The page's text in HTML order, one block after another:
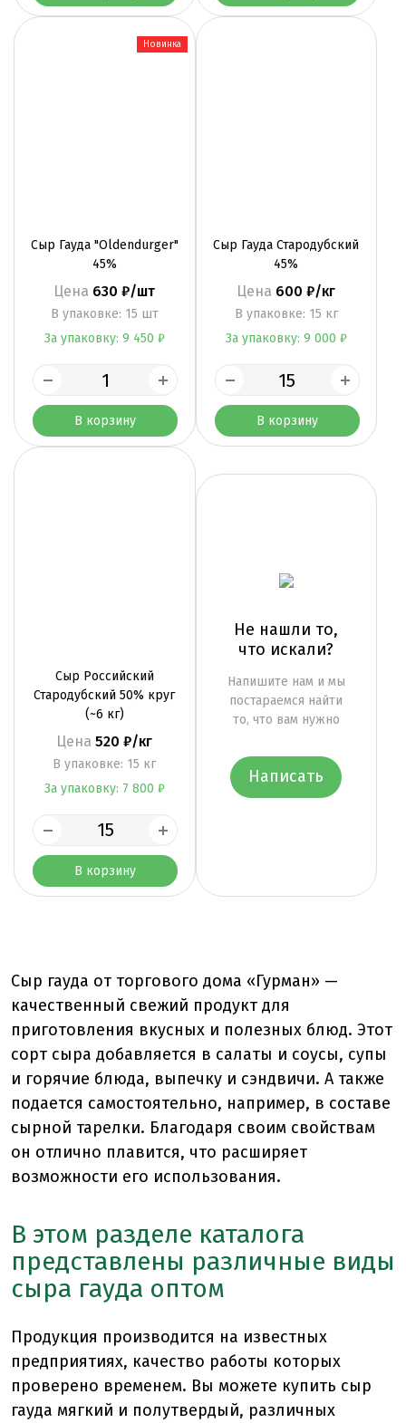
Новинка
Сыр Гауда "Oldendurger"
45%
Цена 630 ₽/шт
B упаковке: 15 шт
За упаковку: 9 450 ₽
В корзину
Сыр Гауда Стародубский
45%
Цена 600 ₽/кг
B упаковке: 15 кг
За упаковку: 9 000 ₽
В корзину
Сыр Российский
Стародубский 50% круг
(~6 кг)
Цена520 ₽/кг
B упаковке: 15 кг
За упаковку: 7 800 ₽
В корзину
Не нашли то,
что искали?
Напишите нам и мы
постараемся найти
то, что вам нужно
Написать
Сыр гауда от торгового дома «Гурман» —
качественный свежий продукт для
приготовления вкусных и полезных блюд. Этот
сорт сыра добавляется в салаты и соусы, супы
и горячие блюда, выпечку и сэндвичи. А также
подается самостоятельно, например, в составе
сырной тарелки. Благодаря своим свойствам
он отлично плавится, что расширяет
возможности его использования.
В этом разделе каталога
представлены различные виды
сыра гауда оптом
Продукция производится на известных
предприятиях, качество работы которых
проверено временем. Вы можете купить сыр
гауда мягкий и полутвердый, различных